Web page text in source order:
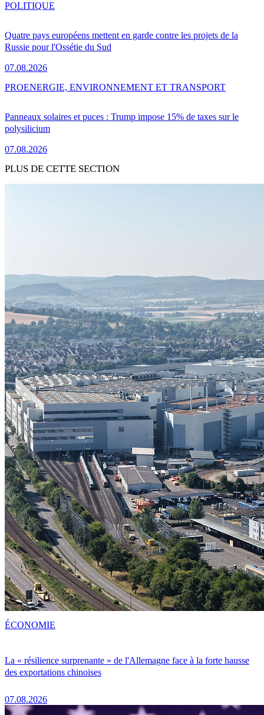
Quatre pays européens mettent en garde contre les projets de la
Russie pour l'Ossétie du Sud
07.08.2026
POLITIQUE
Panneaux solaires et puces : Trump impose 15% de taxes sur le
polysilicium
07.08.2026
PROENERGIE, ENVIRONNEMENT ET TRANSPORT
PLUS DE CETTE SECTION
La « résilience surprenante » de l'Allemagne face à la forte hausse
des exportations chinoises
07.08.2026
ÉCONOMIE